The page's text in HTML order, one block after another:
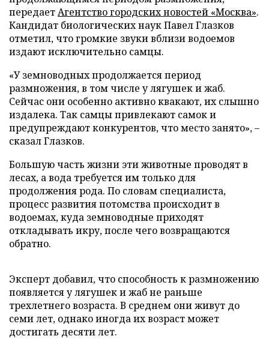
передаетАгентство городских новостей «Москва».
Кандидат биологических наук Павел Глазков
отметил, что громкие звуки вблизи водоемов
издают исключительно самцы.
«У земноводных продолжается период
размножения, в том числе у лягушек и жаб.
Сейчас они особенно активно квакают, их слышно
издалека. Так самцы привлекают самок и
предупреждают конкурентов, что место занято», –
сказал Глазков.
Большую часть жизни эти животные проводят в
лесах, а вода требуется им только для
продолжения рода. По словам специалиста,
процесс развития потомства происходит в
водоемах, куда земноводные приходят
откладывать икру, после чего возвращаются
обратно.
Эксперт добавил, что способность к размножению
появляется у лягушек и жаб не раньше
трехлетнего возраста. В среднем они живут до
семи лет, однако иногда их возраст может
достигать десяти лет.